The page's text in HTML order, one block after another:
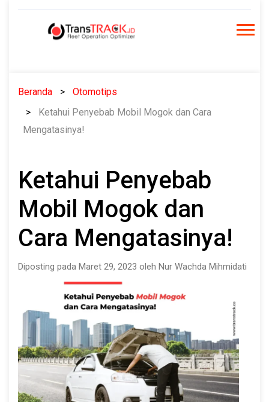
Beranda
Otomotips
Ketahui Penyebab Mobil Mogok dan Cara
Mengatasinya!
Ketahui Penyebab
Mobil Mogok dan
Cara Mengatasinya!
Diposting pada Maret 29, 2023 oleh Nur Wachda Mihmidati